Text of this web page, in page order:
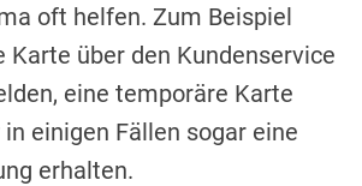
oft helfen. Zum Beispiel
Karte über den Kundenservice
eine temporäre Karte
einigen Fällen sogar eine
erhalten.